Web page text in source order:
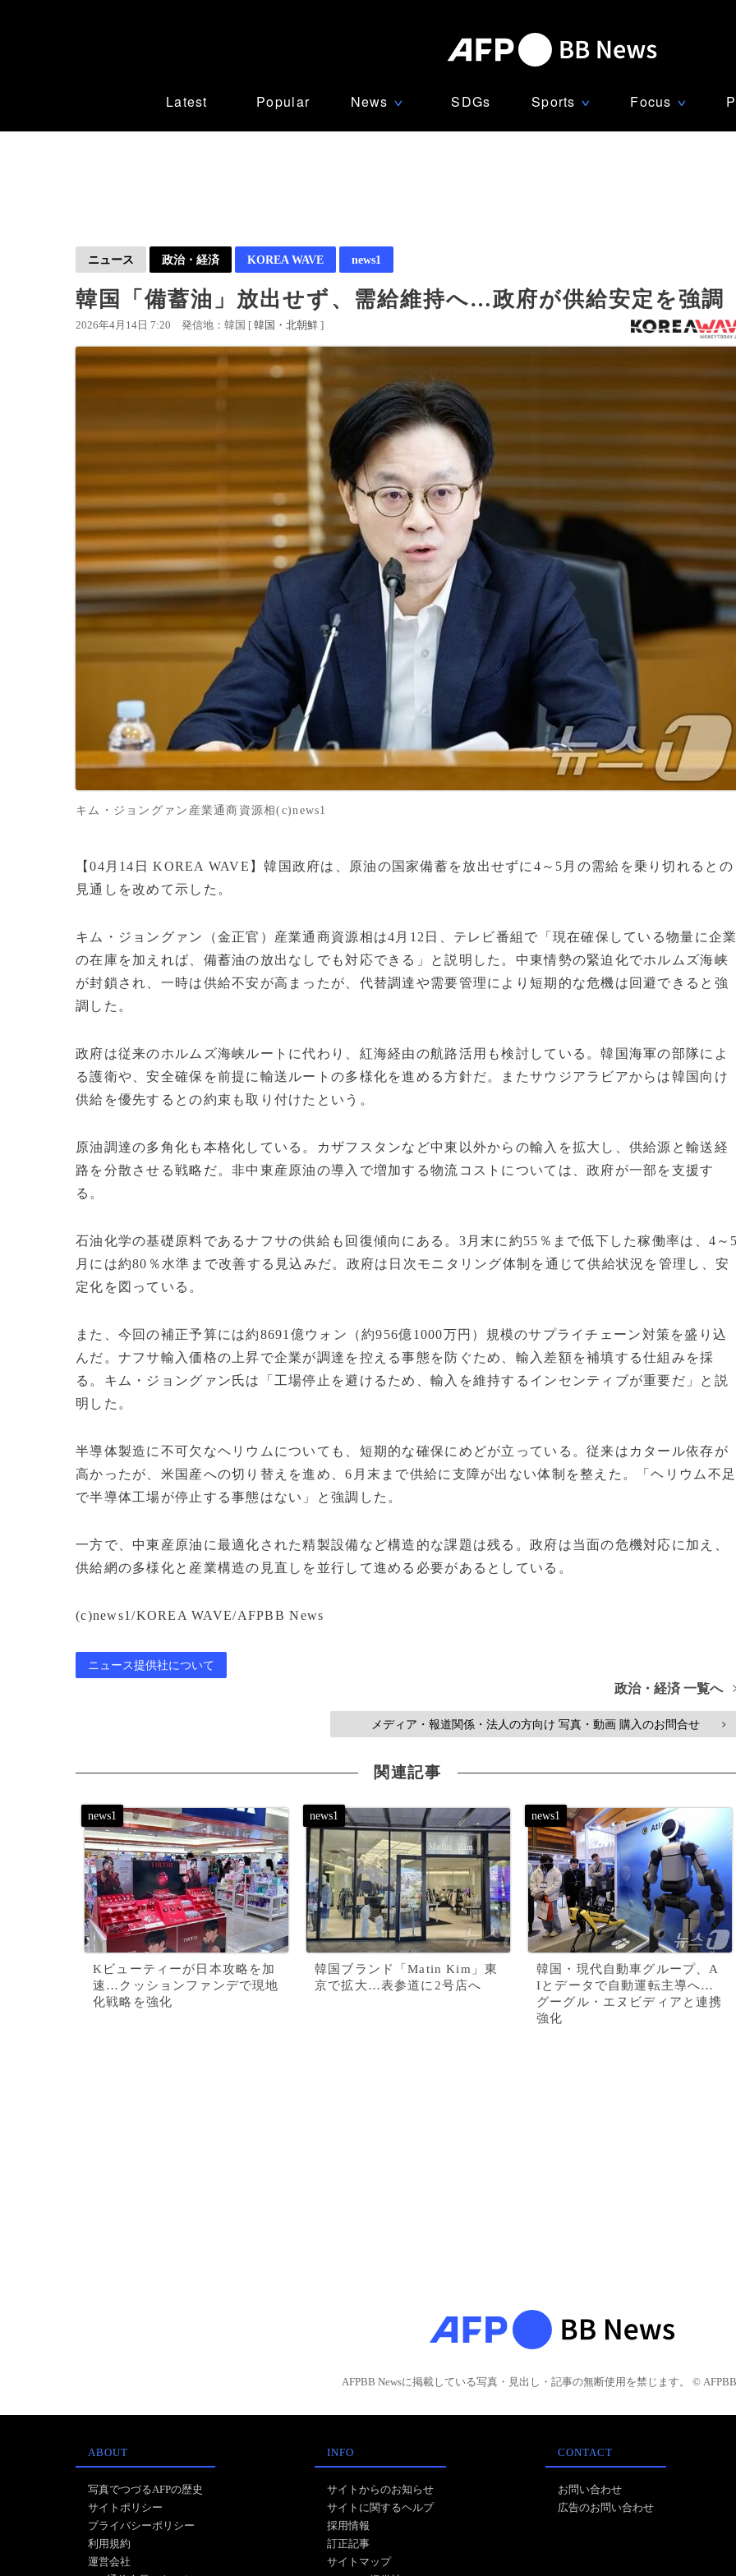
Latest Popular News ∨ SDGs Sports ∨ Focus ∨
ニュース 政治・経済 KOREA WAVE news1
韓国「備蓄油」放出せず、需給維持へ…政府が供給安定を強調
2026年4月14日 7:20 発信地：韓国 [ 韓国・北朝鮮 ]
キム・ジョングァン産業通商資源相(c)news1
【04月14日 KOREA WAVE】韓国政府は、原油の国家備蓄を放出せずに4～5月の需給を乗り切れるとの
見通しを改めて示した。
キム・ジョングァン（金正官）産業通商資源相は4月12日、テレビ番組で「現在確保している物量に企
の在庫を加えれば、備蓄油の放出なしでも対応できる」と説明した。中東情勢の緊迫化でホルムズ海峡
が封鎖され、一時は供給不安が高まったが、代替調達や需要管理により短期的な危機は回避できると強
調した。
政府は従来のホルムズ海峡ルートに代わり、紅海経由の航路活用も検討している。韓国海軍の部隊によ
る護衛や、安全確保を前提に輸送ルートの多様化を進める方針だ。またサウジアラビアからは韓国向け
供給を優先するとの約束も取り付けたという。
原油調達の多角化も本格化している。カザフスタンなど中東以外からの輸入を拡大し、供給源と輸送経
路を分散させる戦略だ。非中東産原油の導入で増加する物流コストについては、政府が一部を支援す
る。
石油化学の基礎原料であるナフサの供給も回復傾向にある。3月末に約55％まで低下した稼働率は、4～
月には約80％水準まで改善する見込みだ。政府は日次モニタリング体制を通じて供給状況を管理し、安
定化を図っている。
また、今回の補正予算には約8691億ウォン（約956億1000万円）規模のサプライチェーン対策を盛り込
んだ。ナフサ輸入価格の上昇で企業が調達を控える事態を防ぐため、輸入差額を補填する仕組みを採
る。キム・ジョングァン氏は「工場停止を避けるため、輸入を維持するインセンティブが重要だ」と説
明した。
半導体製造に不可欠なヘリウムについても、短期的な確保にめどが立っている。従来はカタール依存が
高かったが、米国産への切り替えを進め、6月末まで供給に支障が出ない体制を整えた。「ヘリウム不足
で半導体工場が停止する事態はない」と強調した。
一方で、中東産原油に最適化された精製設備など構造的な課題は残る。政府は当面の危機対応に加え、
供給網の多様化と産業構造の見直しを並行して進める必要があるとしている。
(c)news1/KOREA WAVE/AFPBB News
ニュース提供社について
政治・経済 一覧へ
メディア・報道関係・法人の方向け 写真・動画 購入のお問合せ >
関連記事
Kビューティーが日本攻略を加
速…クッションファンデで現地
化戦略を強化
韓国ブランド「Matin Kim」東
京で拡大…表参道に2号店へ
韓国・現代自動車グループ、A
Iとデータで自動運転主導へ…
グーグル・エヌビディアと連携
強化
AFPBB Newsに掲載している写真・見出し・記事の無断使用を禁じます。 © AFPBB
ABOUT
写真でつづるAFPの歴史
サイトポリシー
プライバシーポリシー
利用規約
運営会社
INFO
サイトからのお知らせ
サイトに関するヘルプ
採用情報
訂正記事
サイトマップ
CONTACT
お問い合わせ
広告のお問い合わせ